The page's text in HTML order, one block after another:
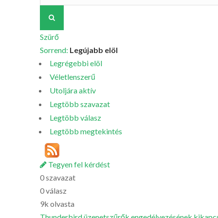
Szürő
Sorrend: Legújabb elöl
Legrégebbi elöl
Véletlenszerű
Utoljára aktív
Legtöbb szavazat
Legtöbb válasz
Legtöbb megtekintés
Tegyen fel kérdést
0szavazat
0válasz
9k olvasta